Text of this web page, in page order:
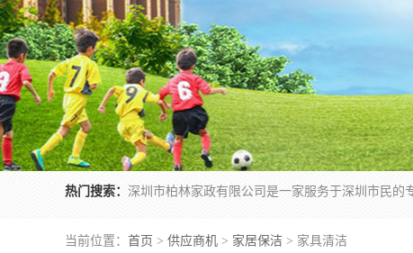
热门搜索：
当前位置： 首页 > 供应商机 > 家居保洁 > 家具清洁